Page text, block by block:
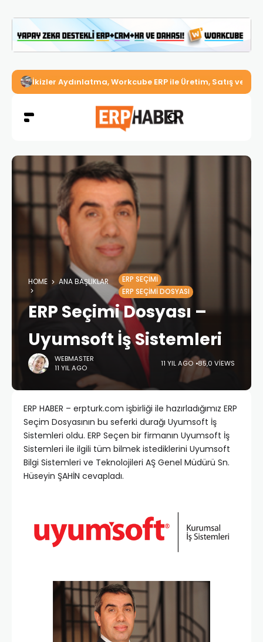
İkizler Aydınlatma, Workcube ERP ile Üretim, Satış ve
HOME ANA BAŞLIKLAR
ERP SEÇIMI
ERP SEÇIMI DOSYASI
ERP Seçimi Dosyası –
Uyumsoft İş Sistemleri
WEBMASTER
11 YIL AGO
11 YIL AGO 85,0 VIEWS
ERP HABER – erpturk.com işbirliği ile hazırladığımız ERP
Seçim Dosyasının bu seferki durağı Uyumsoft İş
Sistemleri oldu. ERP Seçen bir firmanın Uyumsoft İş
Sistemleri ile ilgili tüm bilmek istediklerini Uyumsoft
Bilgi Sistemleri ve Teknolojileri AŞ Genel Müdürü Sn.
Hüseyin ŞAHİN cevapladı.